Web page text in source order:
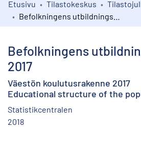
Kokoelmat
Etusivu Tilastokeskus
Befolkningens
2017
Väestön koulutusrakenne 2017
Educational structure of the
Statistikcentralen
2018